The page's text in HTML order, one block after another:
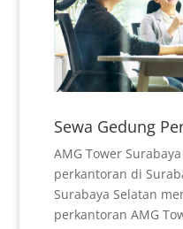
Sewa Gedung
AMG Tower
perkantoran di
Surabaya Selatan
perkantoran AMG